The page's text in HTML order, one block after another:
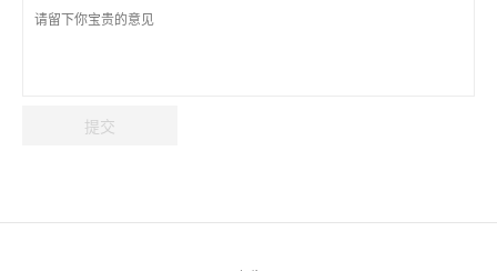
提交